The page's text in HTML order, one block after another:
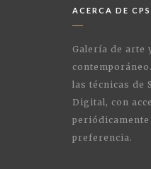
ACERCA DE CPS
Galería de arte
las técnicas de
Digital, con
periódicamente
preferencia.